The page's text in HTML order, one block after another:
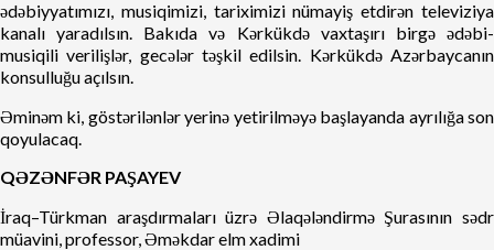
ədəbiyyatımızı, musiqimizi, tariximizi nümayiş etdirən televiziya
kanalı yaradılsın. Bakıda və Kərkükdə vaxtaşırı birgə ədəbi-
musiqili verilişlər, gecələr təşkil edilsin. Kərkükdə Azərbaycanın
konsulluğu açılsın.
Əminəm ki, göstərilənlər yerinə yetirilməyə başlayanda ayrılığa son
qoyulacaq.
QƏZƏNFƏR PAŞAYEV
İraq–Türkman araşdırmaları üzrə Əlaqələndirmə Şurasının sədr
müavini, professor, Əməkdar elm xadimi